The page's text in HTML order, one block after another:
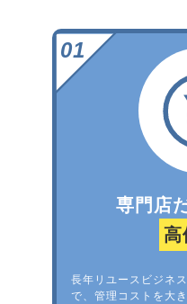
専門店
高
長年リユースビジネ
で、管理コストを大